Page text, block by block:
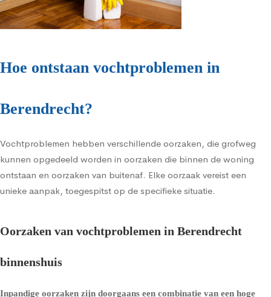
Hoe ontstaan vochtproblemen in
Berendrecht?
Vochtproblemen hebben verschillende oorzaken, die grofweg
kunnen opgedeeld worden in oorzaken die binnen de woning
ontstaan en oorzaken van buitenaf. Elke oorzaak vereist een
unieke aanpak, toegespitst op de specifieke situatie.
Oorzaken van vochtproblemen in Berendrecht
binnenshuis
Inpandige oorzaken zijn doorgaans een combinatie van een hoge